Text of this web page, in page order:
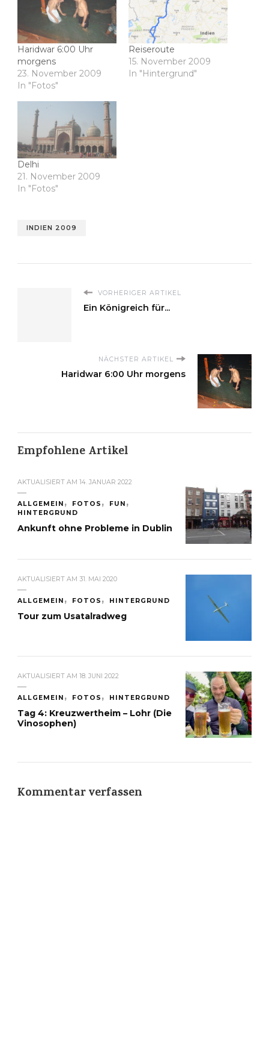
Haridwar 6:00 Uhr
morgens
23. November 2009
In "Fotos"
Reiseroute
15. November 2009
In "Hintergrund"
Delhi
21. November 2009
In "Fotos"
INDIEN 2009
VORHERIGER ARTIKEL
Ein Königreich für...
NÄCHSTER ARTIKEL
Haridwar 6:00 Uhr morgens
Empfohlene Artikel
AKTUALISIERT AM 14. JANUAR 2022
ALLGEMEIN FOTOS
FUN
HINTERGRUND
Ankunft ohne Probleme in Dublin
AKTUALISIERT AM 31. MAI 2020
ALLGEMEIN FOTOS HINTERGRUND
Tour zum Usatalradweg
AKTUALISIERT AM 18. JUNI 2022
ALLGEMEIN FOTOS HINTERGRUND
Tag 4: Kreuzwertheim – Lohr (Die
Vinosophen)
Kommentar verfassen